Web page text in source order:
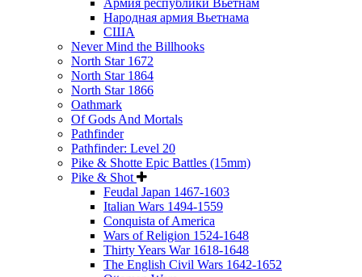
Армия республики Вьетнам
Народная армия Вьетнама
США
Never Mind the Billhooks
North Star 1672
North Star 1864
North Star 1866
Oathmark
Of Gods And Mortals
Pathfinder
Pathfinder: Level 20
Pike & Shotte Epic Battles (15mm)
Pike & Shot
Feudal Japan 1467-1603
Italian Wars 1494-1559
Conquista of America
Wars of Religion 1524-1648
Thirty Years War 1618-1648
The English Civil Wars 1642-1652